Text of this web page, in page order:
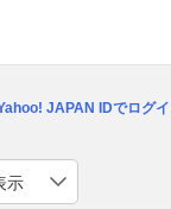
JAPAN IDでログ